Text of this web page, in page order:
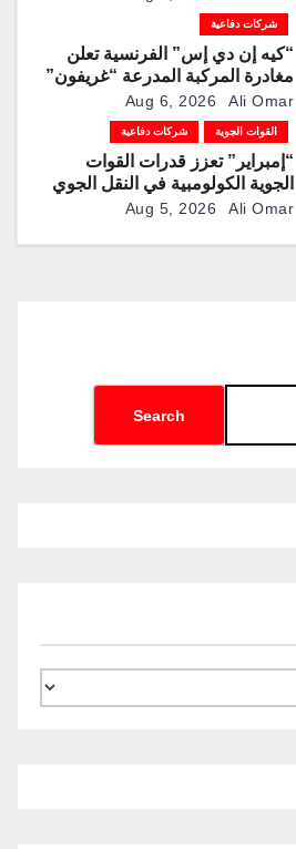
شركات دفاعية
“كيه إن دي إس” الفرنسية تعلن
مغادرة المركبة المدرعة “غريفون”
رقم 1000 لخط الإنتاج
Aug 6, 2026 Ali Omar
القوات الجوية شركات دفاعية
“إمبراير” تعزز قدرات القوات
الجوية الكولومبية في النقل الجوي
والتزوّد بالوقود جوًا من خلال
ميلينيوم”
Aug 5, 2026 Ali Omar
Search